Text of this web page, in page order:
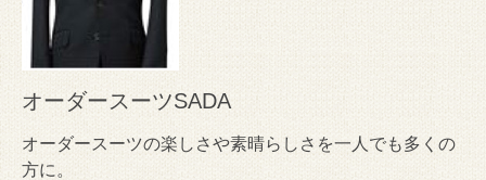
オーダースーツSADA
オーダースーツの楽しさや素晴らしさを一人でも多くの
方に。